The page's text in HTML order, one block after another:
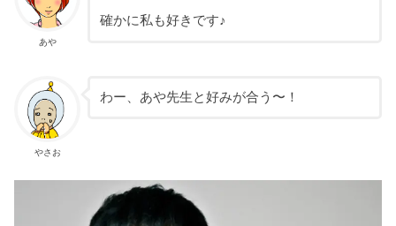
あや
確かに私も好きです♪
やさお
わー、あや先生と好みが合う〜！